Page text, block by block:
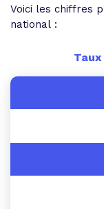
Voici les chiffres
national :